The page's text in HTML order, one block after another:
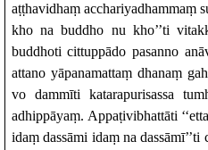
aṭṭhavidhaṃ acchariyadhammaṃ
kho na buddho nu kho’’ti
buddhoti cittuppādo pasanno
attano yāpanamattaṃ dhanaṃ
vo dammīti katarapurisassa
adhippāyaṃ. Appaṭivibhattāti
idaṃ dassāmi idaṃ na